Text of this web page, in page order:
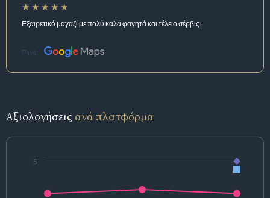
Εξαιρετικό μαγαζί με πολύ καλά φαγητά και τέλειο σέρβις!
Πηγή:
Αξιολογήσεις ανά πλατφόρμα
5